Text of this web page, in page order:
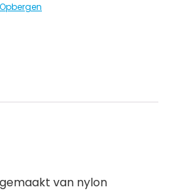
Opbergen
van nylon